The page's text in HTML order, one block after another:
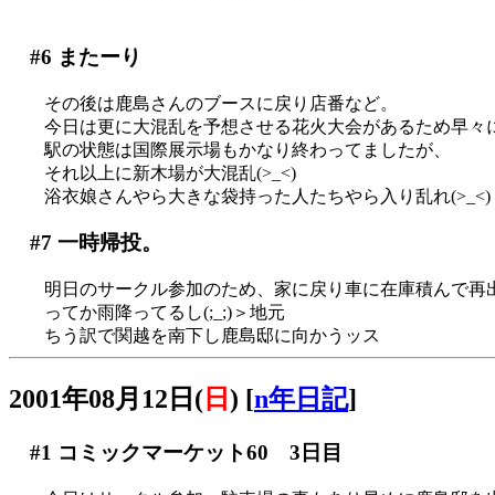
#6 またーり
その後は鹿島さんのブースに戻り店番など。
今日は更に大混乱を予想させる花火大会があるため早々
駅の状態は国際展示場もかなり終わってましたが、
それ以上に新木場が大混乱(>_<)
浴衣娘さんやら大きな袋持った人たちやら入り乱れ(>_<)
#7 一時帰投。
明日のサークル参加のため、家に戻り車に在庫積んで再
ってか雨降ってるし(;_;)＞地元
ちう訳で関越を南下し鹿島邸に向かうッス
2001年08月12日( 日 ) [n年日記]
#1 コミックマーケット60 3日目